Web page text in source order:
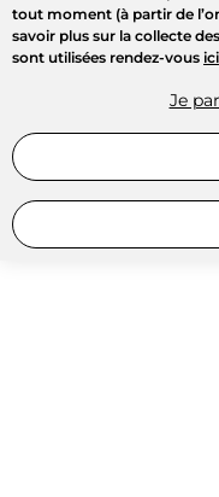
tout moment (à partir de
savoir plus sur la collecte
sont utilisées rendez-vous ici
Je